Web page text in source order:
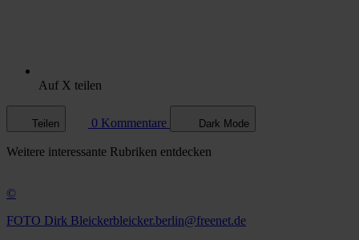
Auf X teilen
Teilen 0 Kommentare Dark Mode
Weitere interessante Rubriken entdecken
©
FOTO Dirk Bleickerbleicker.berlin@freenet.de